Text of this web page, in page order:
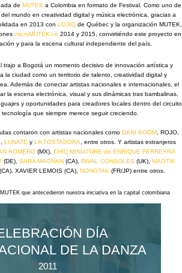
de MUTEK a Colombia en formato de Festival. Como uno de
mundo en creatividad digital y música electrónica, gracias a
en 2013 con LOJIQ de Québec y la organización MUTEK,
microMUTEK.co2014 y 2015, convirtiéndo este proyecto en
y para la escena cultural independiente del país.
trajo a Bogotá un momento decisivo de innovación artística y
la ciudad como un territorio de talento, creatividad digital y
Además de conectar artistas nacionales e internacionales, el
la escena electrónica, visual y sus dinámicas tras bambalinas,
y oportunidades para creadores locales dentro del circuito
que siempre merece seguir creciendo.
contaron con artistas nacionales como DANI BOOM, ROJO,
, LUNATE y LA TOSTADORA , entre otros. Y artistas extranjeros
ROMERO(MX), CHIC MINIATURE de ENRIQUE FERREYRA
(DE), SARA MAGNAN (CA), RIVAL CONSOLES (UK), MAOTIK
(CA), XAVIER LEMOIS (CA), NONOTAK (FR/JP) entre otros.
que antecedieron nuestra iniciativa en la capital colombiana
DÍA
DE LA DANZA
2011